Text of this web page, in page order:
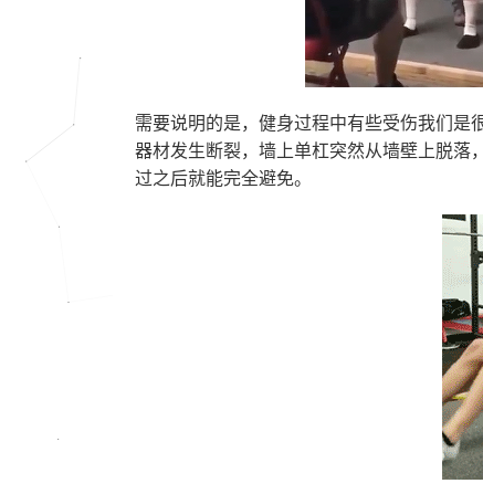
需要说明的是，健身过程中有些受伤我们是
器材发生断裂，墙上单杠突然从墙壁上脱落
过之后就能完全避免。